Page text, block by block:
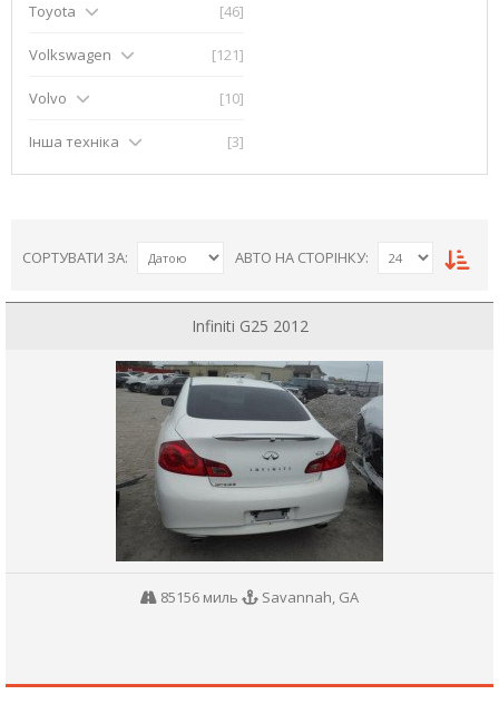
Toyota [46]
Volkswagen [121]
Volvo [10]
Інша техніка [3]
СОРТУВАТИ ЗА: АВТО НА СТОРІНКУ:
Infiniti G25 2012
85156 миль Savannah, GA